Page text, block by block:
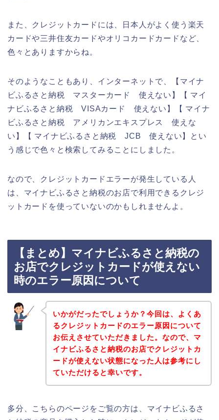
また、クレジットカードには、日本人がよく使う楽天
カードや三井住友カードやオリコカードカードなど、
色々とありますからね。
そのようなこともあり、インターネットで、【マイナ
ビふるさと納税 マスターカード 使えない】【 マイ
ナビふるさと納税 VISAカード 使えない】【 マイナ
ビふるさと納税 アメリカンエキスプレス 使えな
い】【 マイナビふるさと納税 JCB 使えない】とい
う感じで色々と検索してみることにしました。
なので、クレジットカードエラーが発生している人
は、マイナビふるさと納税のお店で利用できるクレジ
ットカードを使っていないのかもしれませんよ。
【まとめ】マイナビふるさと納税の
お店でクレジットカードが使えない
時のエラー原因について
いかがだったでしょうか？今回は、よくあ
るクレジットカードのエラー原因について
お伝えさせていただきました。なので、マ
イナビふるさと納税のお店でクレジットカ
ードが使えない状態になった人は参考にし
ていただけると幸いです。
多分、こちらのページをご覧の方は、マイナビふるさ